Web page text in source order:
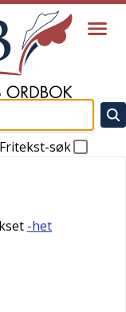
Fritekst-søk
-het